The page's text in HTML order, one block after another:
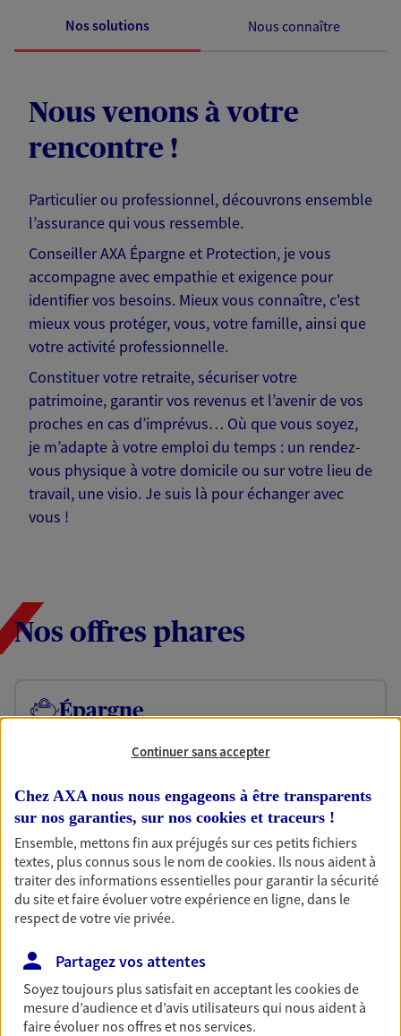
Nos solutions Nous connaître
Nous venons à votre
rencontre !
Particulier ou professionnel, découvrons ensemble
l’assurance qui vous ressemble.
Conseiller AXA Épargne et Protection, je vous
accompagne avec empathie et exigence pour
identifier vos besoins. Mieux vous connaître, c'est
mieux vous protéger, vous, votre famille, ainsi que
votre activité professionnelle.
Constituer votre retraite, sécuriser votre
patrimoine, garantir vos revenus et l’avenir de vos
proches en cas d’imprévus… Où que vous soyez,
je m’adapte à votre emploi du temps : un rendez-
vous physique à votre domicile ou sur votre lieu de
travail, une visio. Je suis là pour échanger avec
vous !
Nos offres phares
Épargne
immobilier, études des enfants ou voyage autour
simplement, selon votre profil.
Découvrir les offres Épargne
Retraite
Préparez sereinement ce nouveau chapitre de
votre vie avec les conseils d'un expert. Découvrez
notre solution PER (Plan Epargne Retraite)
spécialement conçue pour la retraite.
Découvrir l'offre Retraite
Continuer sans accepter
Chez AXA nous nous engageons à être transparents
sur nos garanties, sur nos cookies et traceurs !
Ensemble, mettons fin aux préjugés sur ces petits fichiers
textes, plus connus sous le nom decookies. Ils nous aident à
traiter des informations essentielles pour garantir la sécurité
du site et faire évoluer votre expérience en ligne, dans le
respect de votre vie privée.
Partagez vos attentes
Soyez toujours plus satisfait en acceptant lescookiesde
mesure d’audience et d’avis utilisateurs qui nous aident à
faire évoluer nos offres et nos services.